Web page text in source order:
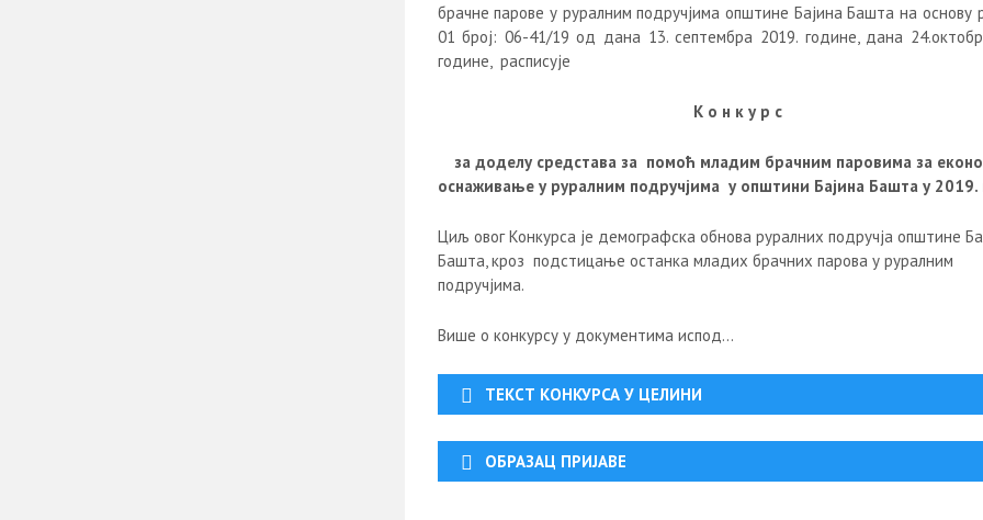
брачне парове у руралним подручјима општине Бајина Башта на
01 број: 06-41/19 од дана 13. септембра 2019. године, дана
године, расписује
К о н к у р с
за доделу средстава за помоћ младим брачним паровима за
оснаживање у руралним подручјима у општини Бајина Башта у 2019.
Циљ овог Конкурса је демографска обнова руралних подручја општине
Башта, кроз подстицање останка младих брачних парова у руралним
подручјима.
Више о конкурсу у документима испод…
ТЕКСТ КОНКУРСА У ЦЕЛИНИ
ОБРАЗАЦ ПРИЈАВЕ